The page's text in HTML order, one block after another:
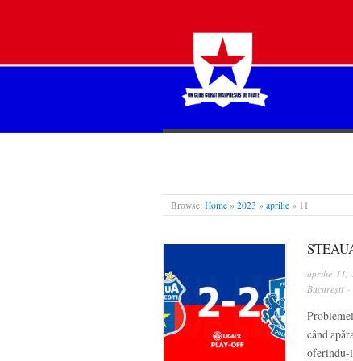
STEAUA LIBERĂ
Browse: Home » 2023 » aprilie » 11
aprilie 11,
București
când
oferindu-